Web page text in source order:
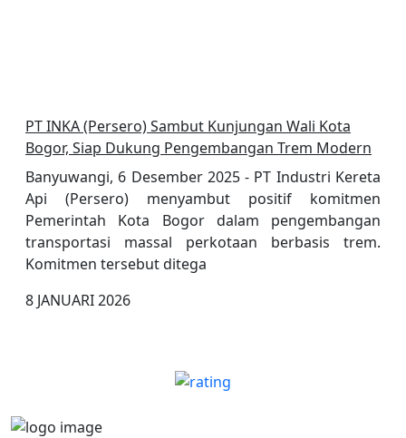
PT INKA (Persero) Sambut Kunjungan Wali Kota
Bogor, Siap Dukung Pengembangan Trem Modern
Banyuwangi, 6 Desember 2025 - PT Industri Kereta
Api (Persero) menyambut positif komitmen
Pemerintah Kota Bogor dalam pengembangan
transportasi massal perkotaan berbasis trem.
Komitmen tersebut ditega
8 JANUARI 2026